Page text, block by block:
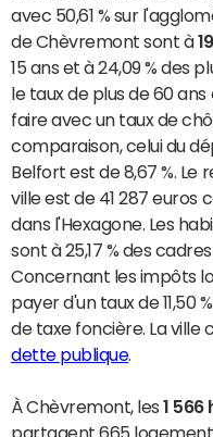
avec 50,61 % sur
de Chèvremont sont à
15 ans et à 24,09 % des
le taux de plus de 60 ans
faire avec un taux de
comparaison, celui du
Belfort est de 8,67 %. Le
ville est de 41 287 euros
dans l'Hexagone. Les
sont à 25,17 % des
Concernant les impôts
payer d'un taux de 11,50
de taxe foncière. La ville
dette publique.
À Chèvremont, les1
partagent 665